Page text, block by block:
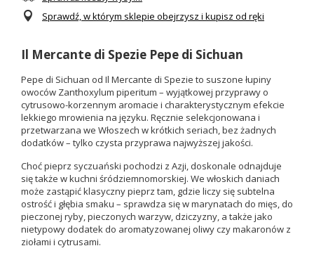
Sprawdź, w którym sklepie obejrzysz i kupisz od ręki
Il Mercante di Spezie Pepe di Sichuan
Pepe di Sichuan od Il Mercante di Spezie to suszone łupiny
owoców Zanthoxylum piperitum – wyjątkowej przyprawy o
cytrusowo-korzennym aromacie i charakterystycznym efekcie
lekkiego mrowienia na języku. Ręcznie selekcjonowana i
przetwarzana we Włoszech w krótkich seriach, bez żadnych
dodatków – tylko czysta przyprawa najwyższej jakości.
Choć pieprz syczuański pochodzi z Azji, doskonale odnajduje
się także w kuchni śródziemnomorskiej. We włoskich daniach
może zastąpić klasyczny pieprz tam, gdzie liczy się subtelna
ostrość i głębia smaku – sprawdza się w marynatach do mięs, do
pieczonej ryby, pieczonych warzyw, dziczyzny, a także jako
nietypowy dodatek do aromatyzowanej oliwy czy makaronów z
ziołami i cytrusami.